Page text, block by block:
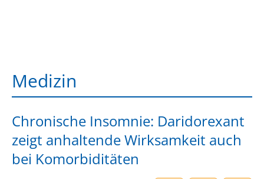
Medizin
Chronische Insomnie: Daridorexant
zeigt anhaltende Wirksamkeit auch
bei Komorbiditäten